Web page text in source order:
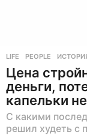
LIFE ,PEOPLE
Цена
деньги,
капельки
С какими
решил худеть с